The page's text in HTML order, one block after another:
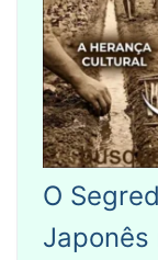
O
Japonês